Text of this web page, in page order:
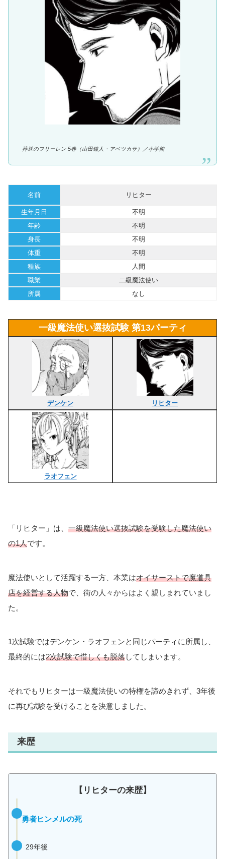
葬送のフリーレン 5巻（山田鐘人・アベツカサ）／小学館
名前 リヒター
生年月日
不明
年齢
不明
身長
不明
体重
不明
種族
人間
職業
二級魔法使い
所属
なし
一級魔法使い選抜試験 第13パーティ
デンケン リヒター
ラオフェン
「リヒター」は、 一級魔法使い選抜試験を受験した魔法使い
の1人です。
魔法使いとして活躍する一方、本業はオイサーストで魔道具
店を経営する人物で、街の人々からはよく親しまれていまし
た。
1次試験ではデンケン・ラオフェンと同じパーティに所属し、
最終的には2次試験で惜しくも脱落してしまいます。
それでもリヒターは一級魔法使いの特権を諦めきれず、3年後
に再び試験を受けることを決意しました。
来歴
【リヒターの来歴】
勇者ヒンメルの死
29年後